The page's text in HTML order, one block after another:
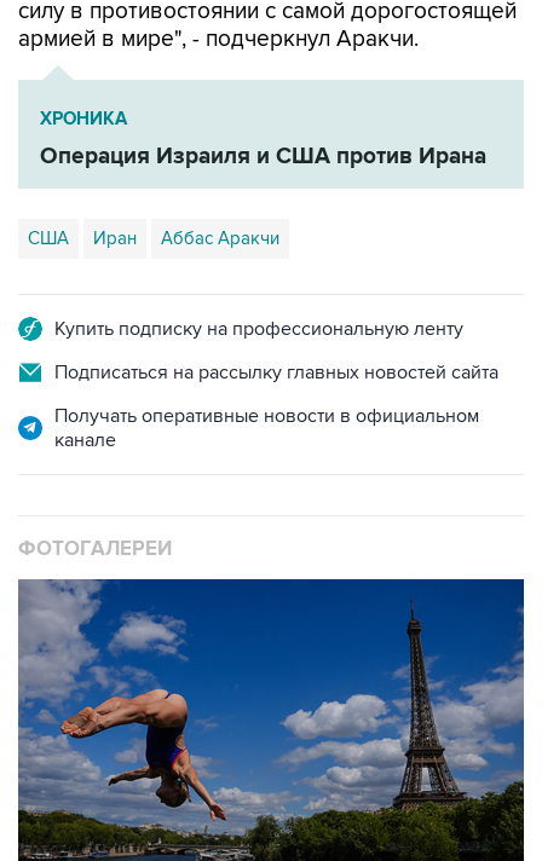
силу в противостоянии с самой дорогостоящей
армией в мире", - подчеркнул Аракчи.
ХРОНИКА
Операция Израиля и США против Ирана
США Иран Аббас Аракчи
Купить подписку на профессиональную ленту
Подписаться на рассылку главных новостей сайта
Получать оперативные новости в официальном
канале
ФОТОГАЛЕРЕИ